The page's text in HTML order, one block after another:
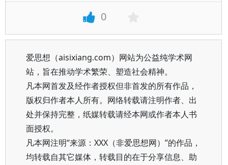
0
爱思想（aisixiang.com）网站为公益纯学术网
站，旨在推动学术繁荣、塑造社会精神。
凡本网首发及经作者授权但非首发的所有作品，
版权归作者本人所有。网络转载请注明作者、出
处并保持完整，纸媒转载请经本网或作者本人书
面授权。
凡本网注明“来源：XXX（非爱思想网）”的作品，
均转载自其它媒体，转载目的在于分享信息、助